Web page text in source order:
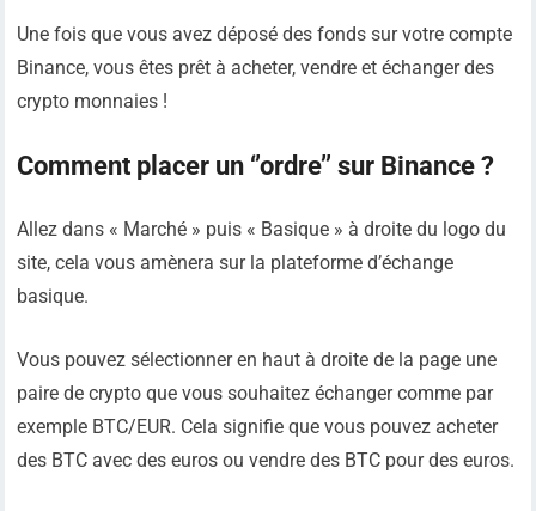
Une fois que vous avez déposé des fonds sur votre compte
Binance, vous êtes prêt à acheter, vendre et échanger des
crypto monnaies !
Comment placer un ‘’ordre’’ sur Binance ?
Allez dans « Marché » puis « Basique » à droite du logo du
site, cela vous amènera sur la plateforme d’échange
basique.
Vous pouvez sélectionner en haut à droite de la page une
paire de crypto que vous souhaitez échanger comme par
exemple BTC/EUR. Cela signifie que vous pouvez acheter
des BTC avec des euros ou vendre des BTC pour des euros.